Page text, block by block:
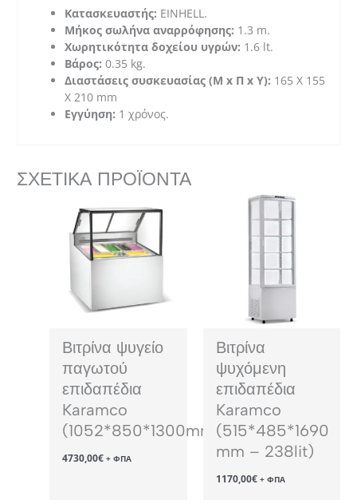
Κατασκευαστής: EINHELL.
Μήκος σωλήνα αναρρόφησης: 1.3 m.
Χωρητικότητα δοχείου υγρών: 1.6 lt.
Βάρος: 0.35 kg.
Διαστάσεις συσκευασίας (Μ x Π x Υ): 165 X 155
X 210 mm
Eγγύηση: 1 χρόνος.
ΣΧΕΤΙΚΆ ΠΡΟΪΌΝΤΑ
Βιτρίνα ψυγείο
παγωτού
επιδαπέδια
Karamco
(1052*850*1300mm)
4730,00€ + ΦΠΑ
Βιτρίνα
ψυχόμενη
επιδαπέδια
Karamco
(515*485*1690
mm – 238lit)
1170,00€ + ΦΠΑ